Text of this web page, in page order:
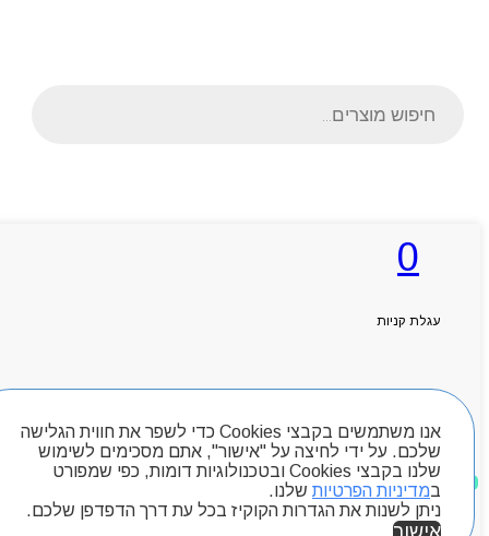
אנו משתמשים בקבצי Cookies כדי לשפר את חווית הגלישה
שלכם. על ידי לחיצה על "אישור", אתם מסכימים לשימוש
שלנו בקבצי Cookies ובטכנולוגיות דומות, כפי שמפורט
במדיניות הפרטיות שלנו.
ניתן לשנות את הגדרות הקוקיז בכל עת דרך הדפדפן שלכם.
אישור
0
עגלת קניות
חיפוש מוצרים
מוצרים שאהבתי
search
אודותניו
קטלוג מוצרים
מותגים